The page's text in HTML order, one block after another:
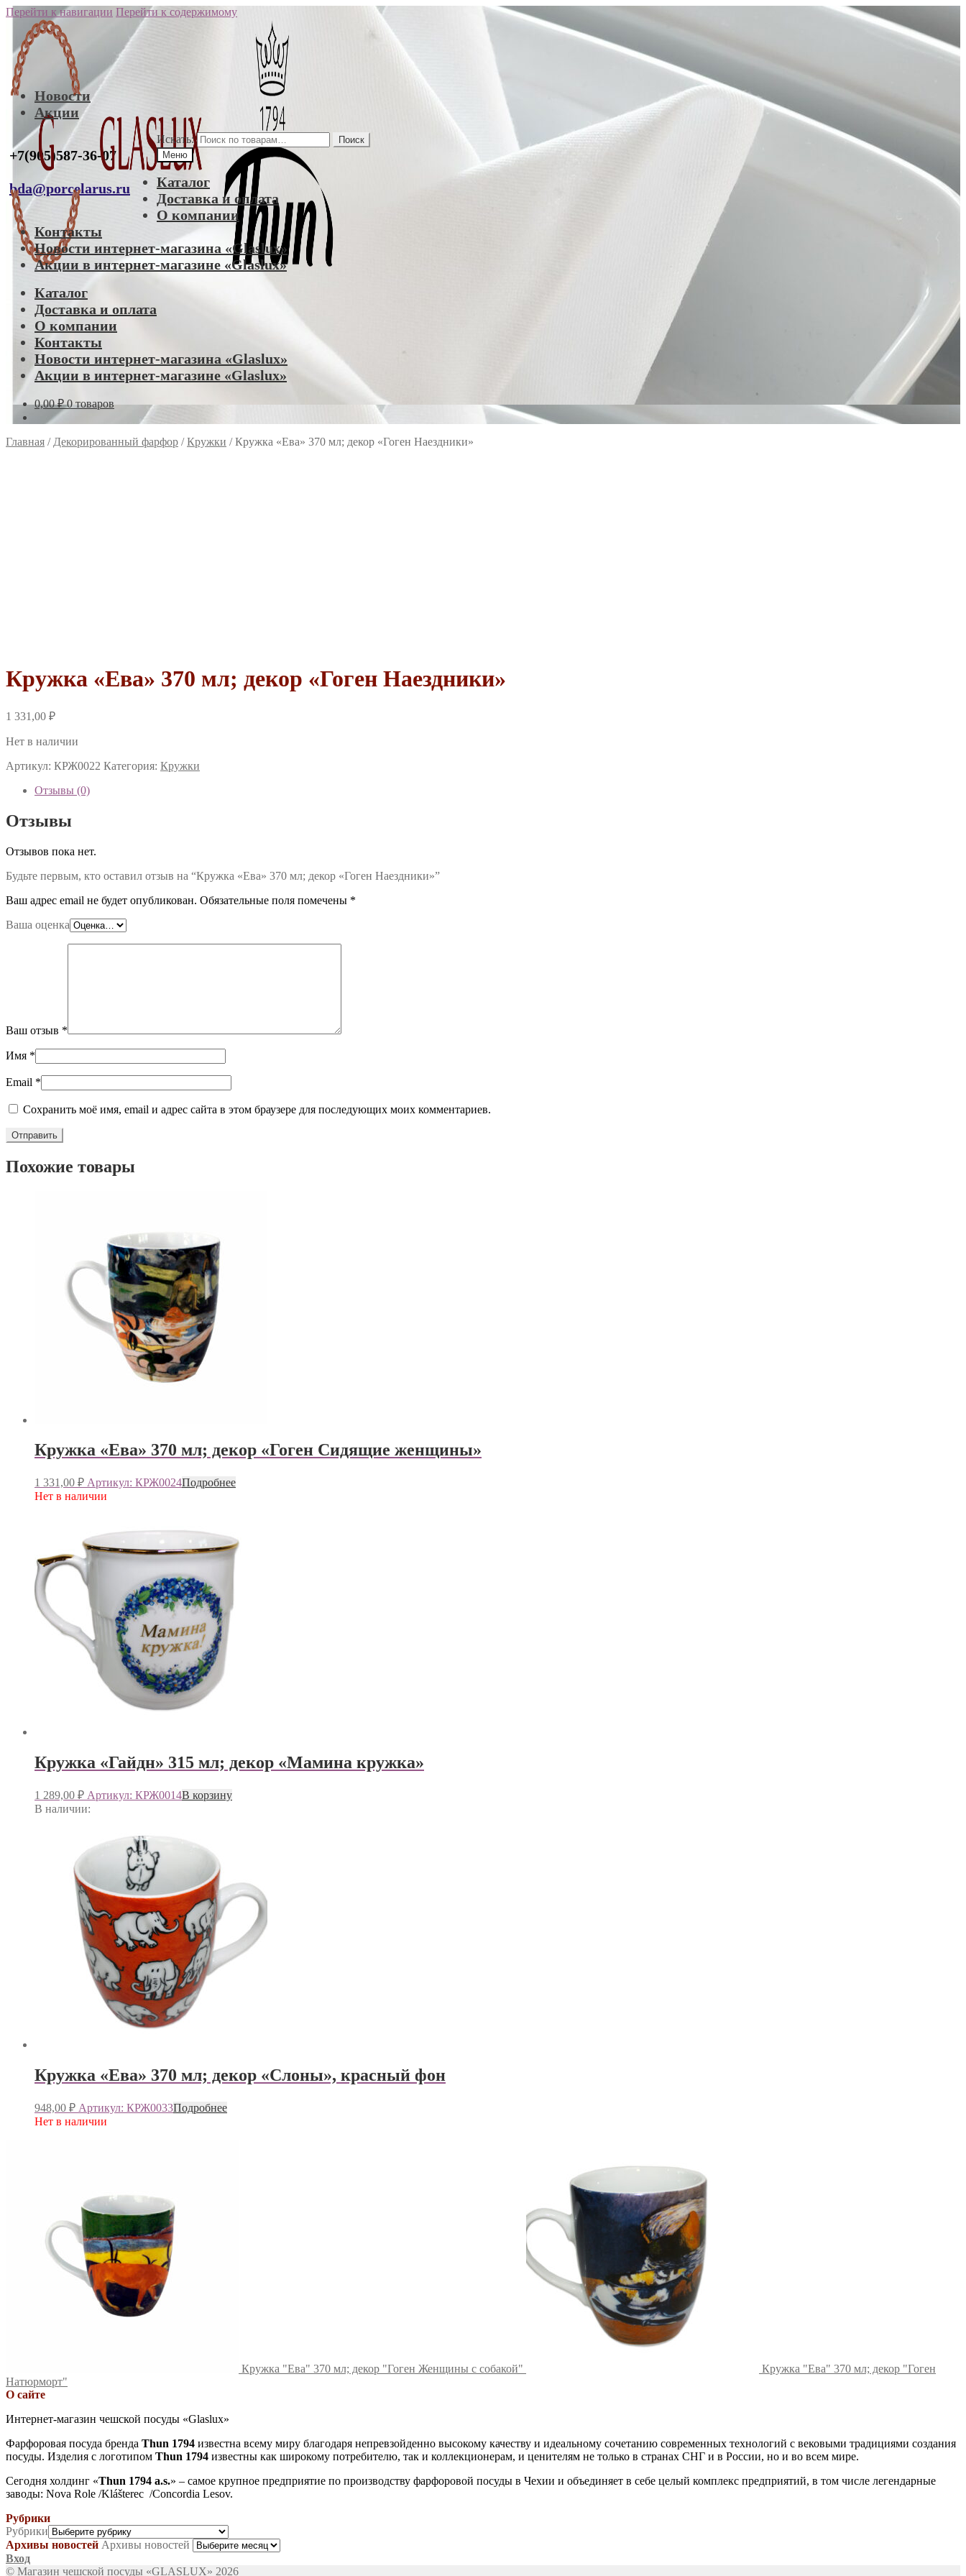
Перейти к навигации Перейти к содержимому
Новости
Акции
+7(905)587-36-07
bda@porcelarus.ru
Искать:
Поиск
Меню
Каталог
Доставка и оплата
О компании
Контакты
Новости интернет-магазина «Glaslux»
Акции в интернет-магазине «Glaslux»
Каталог
Доставка и оплата
О компании
Контакты
Новости интернет-магазина «Glaslux»
Акции в интернет-магазине «Glaslux»
0,00₽ 0 товаров
Главная / Декорированный фарфор /Кружки /Кружка «Ева» 370 мл; декор «Гоген Наездники»
Кружка «Ева» 370 мл; декор «Гоген Наездники»
1 331,00 ₽
Нет в наличии
Артикул: КРЖ0022 Категория: Кружки
Отзывы (0)
Отзывы
Отзывов пока нет.
Будьте первым, кто оставил отзыв на “Кружка «Ева» 370 мл; декор «Гоген Наездники»”
Ваш адрес email не будет опубликован. Обязательные поля помечены *
Ваша оценка
Ваш отзыв *
Имя *
Email *
Сохранить моё имя, email и адрес сайта в этом браузере для последующих моих комментариев.
Похожие товары
Кружка «Ева» 370 мл; декор «Гоген Сидящие женщины»
1 331,00 ₽ Артикул: КРЖ0024Подробнее
Нет в наличии
Кружка «Гайдн» 315 мл; декор «Мамина кружка»
1 289,00 ₽ Артикул: КРЖ0014В корзину
В наличии:
Кружка «Ева» 370 мл; декор «Слоны», красный фон
948,00 ₽ Артикул: КРЖ0033Подробнее
Нет в наличии
Кружка "Ева" 370 мл; декор "Гоген Женщины с собакой"
Кружка "Ева" 370 мл; декор "Гоген
Натюрморт"
О сайте
Интернет-магазин чешской посуды «Glaslux»
Фарфоровая посуда бренда Thun 1794 известна всему миру благодаря непревзойденно высокому качеству и идеальному сочетанию современных технологий с вековыми традициями создания
посуды. Изделия с логотипом Thun 1794 известны как широкому потребителю, так и коллекционерам, и ценителям не только в странах СНГ и в России, но и во всем мире.
Сегодня холдинг «Thun 1794 a.s.» – самое крупное предприятие по производству фарфоровой посуды в Чехии и объединяет в себе целый комплекс предприятий, в том числе легендарные
заводы: Nova Role /Klášterec /Concordia Lesov.
Рубрики
Рубрики
Архивы новостей Архивы новостей
Вход
© Магазин чешской посуды «GLASLUX» 2026